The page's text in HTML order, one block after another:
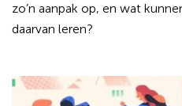
zo’n aanpak op, en wat
daarvan leren?